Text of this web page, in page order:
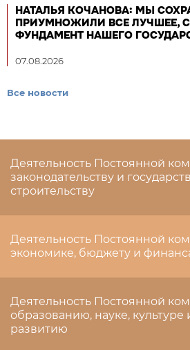
НАТАЛЬЯ КОЧАНОВА: МЫ
ПРИУМНОЖИЛИ ВСЕ ЛУЧШЕЕ,
ФУНДАМЕНТ НАШЕГО
07.08.2026
Все новости
Деятельность Постоянной
законодательству и
строительству
Деятельность Постоянной
экономике, бюджету и
Деятельность Постоянной
образованию, науке,
развитию